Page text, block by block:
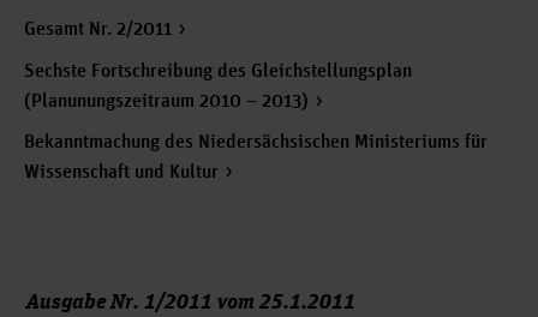
Gesamt Nr. 2/2011
Sechste Fortschreibung des Gleichstellungsplan
(Planunungszeitraum 2010 – 2013)
Bekanntmachung des Niedersächsischen Ministeriums für
Wissenschaft und Kultur
Ausgabe Nr. 1/2011 vom 25.1.2011